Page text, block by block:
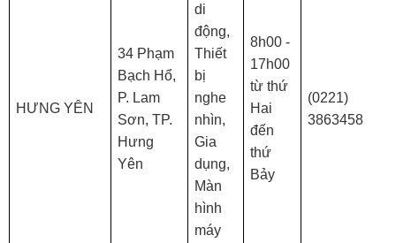
HƯNG YÊN
34 Phạm
Bạch Hổ,
P. Lam
Sơn, TP.
Hưng
Yên
di
động,
Thiết
bị
nghe
nhìn,
Gia
dụng,
Màn
hình
máy
8h00 -
17h00
từ thứ
Hai
đến
thứ
Bảy
(0221)
3863458